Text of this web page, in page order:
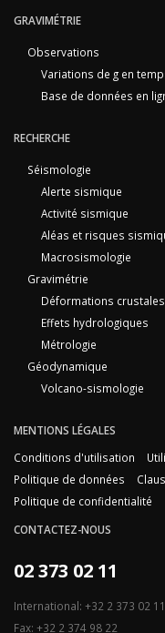
GRAVIMÉTRIE
Observations
Variations de g en
Base de données en
RECHERCHE
Séismologie
Alerte sismique
Activité sismique
Aléas et risques
Macrosismologie
Gravimétrie
Déformations crustales
Effets hydrologiques
Métrologie
Géodynamique
Volcano-sismologie
MENTIONS LÉGALES
Conditions d'utilisation
Politique de données
Politique de confidentialité
CONTACTEZ-NOUS
02 373 02 11
International: +32 2 373 02 11
Fax: +32 2 374 98 22